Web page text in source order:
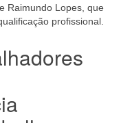
Raimundo Lopes, que
profissional.